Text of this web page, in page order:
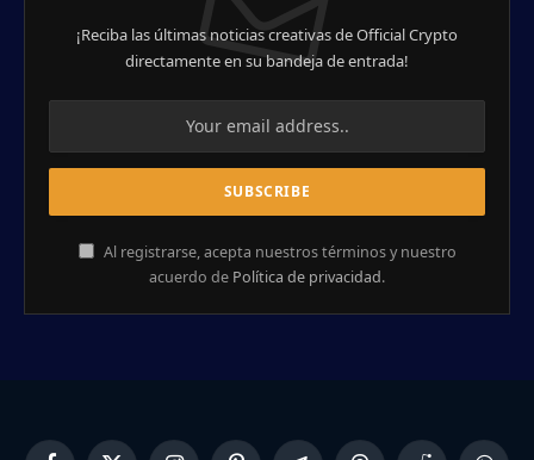
¡Reciba las últimas noticias creativas de Official Crypto
directamente en su bandeja de entrada!
Al registrarse, acepta nuestros términos y nuestro
acuerdo de Política de privacidad.